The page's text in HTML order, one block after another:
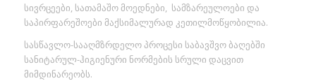
სივრცეები, სათამაშო მოედნები, სამზარეულოები და
საპირფარეშოები მაქსიმალურად კეთილმოწყობილია.
სასწავლო-სააღმზრდელო პროცესი საბავშვო ბაღებში
სანიტარულ-ჰიგიენური ნორმების სრული დაცვით
მიმდინარეობს.